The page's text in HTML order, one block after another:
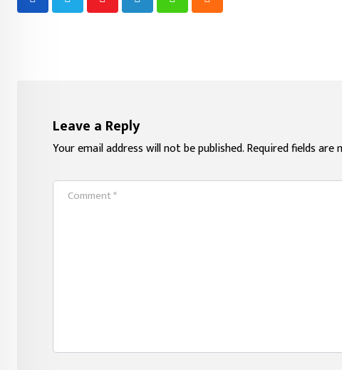
YoutubeLinkedInWhatsappCloud
Leave a Reply
Your email address will not be published.Required fields are